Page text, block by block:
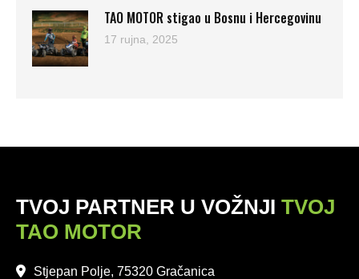
TAO MOTOR stigao u Bosnu i Hercegovinu
17 rujna, 2025
TVOJ PARTNER U VOŽNJI TVOJ
TAO MOTOR
Stjepan Polje, 75320 Gračanica